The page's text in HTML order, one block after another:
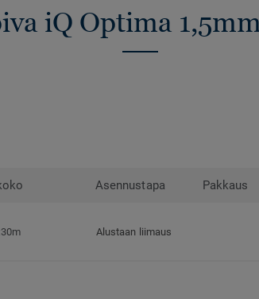
iQ Optima
Asennustapa Pakkaus
Alustaan liimaus